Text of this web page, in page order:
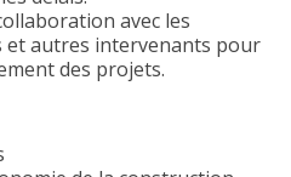
avec les
et autres intervenants pour
des projets.